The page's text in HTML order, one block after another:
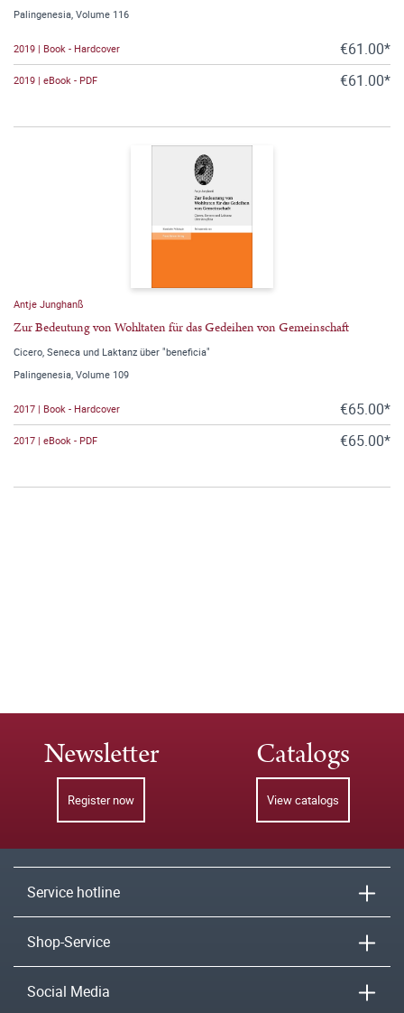
Palingenesia, Volume 116
2019 | Book - Hardcover €61.00*
2019 | eBook - PDF €61.00*
Antje Junghanß
Zur Bedeutung von Wohltaten für das Gedeihen von Gemeinschaft
Cicero, Seneca und Laktanz über "beneficia"
Palingenesia, Volume 109
2017 | Book - Hardcover €65.00*
2017 | eBook - PDF €65.00*
Newsletter
Register now
Catalogs
View catalogs
Service hotline
Shop-Service
Social Media